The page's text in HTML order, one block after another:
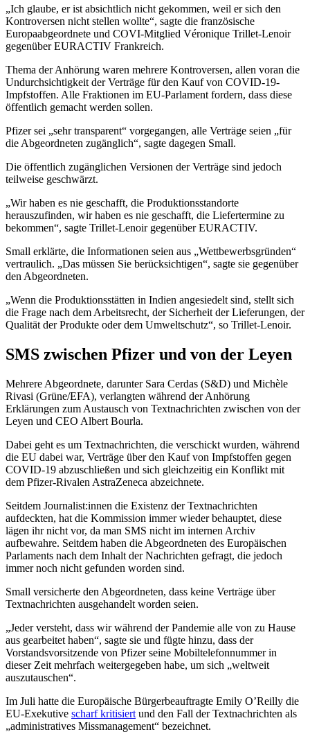
„Ich glaube, er ist absichtlich nicht gekommen, weil er sich den
Kontroversen nicht stellen wollte“, sagte die französische
Europaabgeordnete und COVI-Mitglied Véronique Trillet-Lenoir
gegenüber EURACTIV Frankreich.
Thema der Anhörung waren mehrere Kontroversen, allen voran die
Undurchsichtigkeit der Verträge für den Kauf von COVID-19-
Impfstoffen. Alle Fraktionen im EU-Parlament fordern, dass diese
öffentlich gemacht werden sollen.
Pfizer sei „sehr transparent“ vorgegangen, alle Verträge seien „für
die Abgeordneten zugänglich“, sagte dagegen Small.
Die öffentlich zugänglichen Versionen der Verträge sind jedoch
teilweise geschwärzt.
„Wir haben es nie geschafft, die Produktionsstandorte
herauszufinden, wir haben es nie geschafft, die Liefertermine zu
bekommen“, sagte Trillet-Lenoir gegenüber EURACTIV.
Small erklärte, die Informationen seien aus „Wettbewerbsgründen“
vertraulich. „Das müssen Sie berücksichtigen“, sagte sie gegenüber
den Abgeordneten.
„Wenn die Produktionsstätten in Indien angesiedelt sind, stellt sich
die Frage nach dem Arbeitsrecht, der Sicherheit der Lieferungen, der
Qualität der Produkte oder dem Umweltschutz“, so Trillet-Lenoir.
SMS zwischen Pfizer und von der Leyen
Mehrere Abgeordnete, darunter Sara Cerdas (S&D) und Michèle
Rivasi (Grüne/EFA), verlangten während der Anhörung
Erklärungen zum Austausch von Textnachrichten zwischen von der
Leyen und CEO Albert Bourla.
Dabei geht es um Textnachrichten, die verschickt wurden, während
die EU dabei war, Verträge über den Kauf von Impfstoffen gegen
COVID-19 abzuschließen und sich gleichzeitig ein Konflikt mit
dem Pfizer-Rivalen AstraZeneca abzeichnete.
Seitdem Journalist:innen die Existenz der Textnachrichten
aufdeckten, hat die Kommission immer wieder behauptet, diese
lägen ihr nicht vor, da man SMS nicht im internen Archiv
aufbewahre. Seitdem haben die Abgeordneten des Europäischen
Parlaments nach dem Inhalt der Nachrichten gefragt, die jedoch
immer noch nicht gefunden worden sind.
Small versicherte den Abgeordneten, dass keine Verträge über
Textnachrichten ausgehandelt worden seien.
„Jeder versteht, dass wir während der Pandemie alle von zu Hause
aus gearbeitet haben“, sagte sie und fügte hinzu, dass der
Vorstandsvorsitzende von Pfizer seine Mobiltelefonnummer in
dieser Zeit mehrfach weitergegeben habe, um sich „weltweit
auszutauschen“.
Im Juli hatte die Europäische Bürgerbeauftragte Emily O’Reilly die
EU-Exekutive scharf kritisiert und den Fall der Textnachrichten als
„administratives Missmanagement“ bezeichnet.